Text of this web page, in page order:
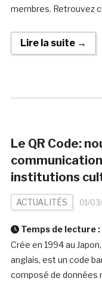
membres. Retrouvez
Lire la suite →
Le QR Code:
institutions
ACTUALITÉS 01/
Temps de lecture :
Crée en 1994 au
anglais, est un code
composé de données